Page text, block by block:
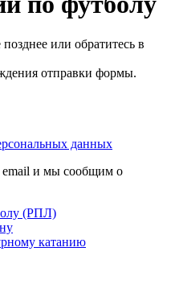
или обратитесь в
отправки формы.
данных
email и мы сообщим о
(РПЛ)
катанию